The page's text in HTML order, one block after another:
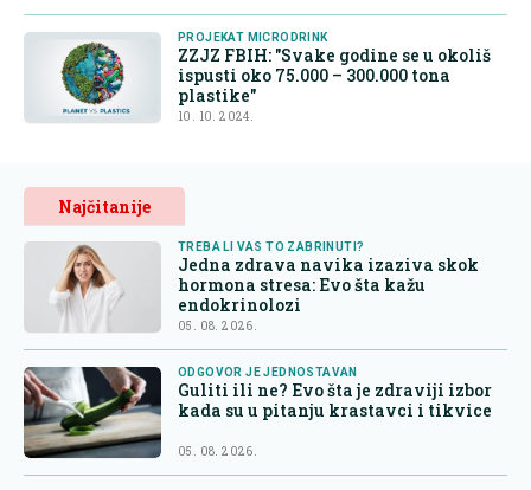
PROJEKAT MICRODRINK
ZZJZ FBIH: "Svake godine se u okoliš
ispusti oko 75.000 – 300.000 tona
plastike"
10. 10. 2024.
Najčitanije
TREBA LI VAS TO ZABRINUTI?
Jedna zdrava navika izaziva skok
hormona stresa: Evo šta kažu
endokrinolozi
05. 08. 2026.
ODGOVOR JE JEDNOSTAVAN
Guliti ili ne? Evo šta je zdraviji izbor
kada su u pitanju krastavci i tikvice
05. 08. 2026.